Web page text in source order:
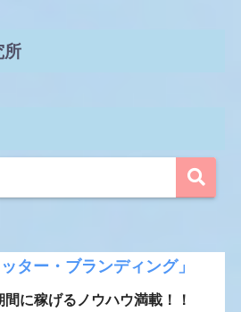
所
ター・ブランディング」
に稼げるノウハウ満載！！